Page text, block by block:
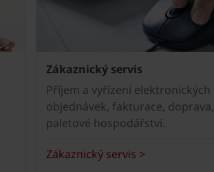
Zákaznický servis
Příjem a vyřízení elektronických
objednávek, fakturace, doprava,
paletové hospodářství.
Zákaznický servis >